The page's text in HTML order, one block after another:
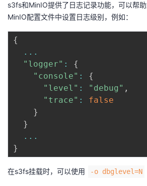
s3fs和MinIO提供了日志记录功能，可以帮
MinIO配置文件中设置日志级别，例如：
{
...
"logger" :
{
"console" :
{
"level" : "debug" ,
"trace" :
false
}
}
...
}
在s3fs挂载时，可以使用 -o dbglevel=N